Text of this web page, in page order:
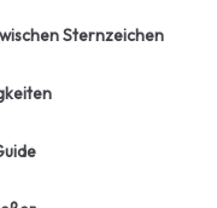
Sternzeichen